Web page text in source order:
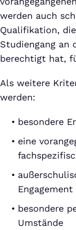
werden auch
Qualifikation,
Studiengang an
berechtigt hat,
Als weitere
werden:
besondere
eine
Engagement
besondere
Umstände